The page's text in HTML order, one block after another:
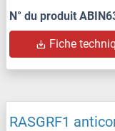
N° du produit
Fiche
RASGRF1